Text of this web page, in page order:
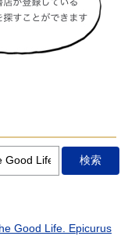
Good Life. Epicurus